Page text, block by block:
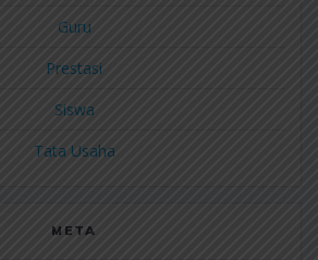
Guru
Prestasi
Siswa
Tata Usaha
META